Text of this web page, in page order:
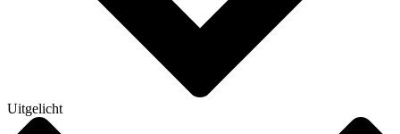
Uitgelicht